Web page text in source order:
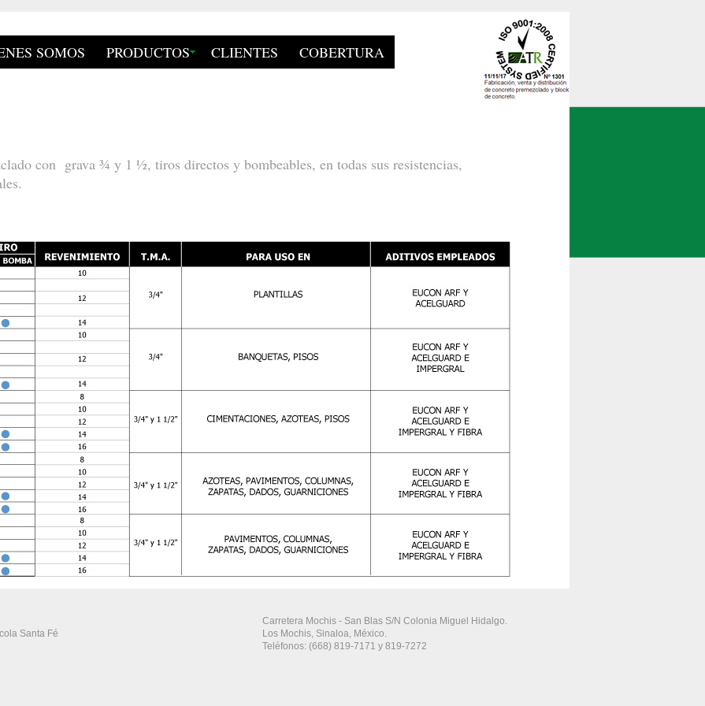
SOMOS PRODUCTOS CLIENTES
COBERTURA
con grava ¾ y 1 ½, tiros directos y bombeables, en todas sus resistencias,
Santa Fé
Carretera Mochis - San Blas S/N Colonia Miguel Hidalgo.
Los Mochis, Sinaloa, México.
Teléfonos: (668) 819-7171 y 819-7272